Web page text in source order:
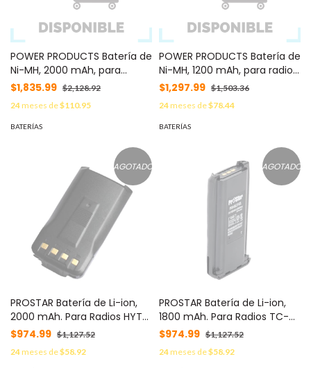
POWER PRODUCTS Batería de
Ni-MH, 2000 mAh, para
radios HYT TC600 / TC600U
/ TC600V MOD: PPBL2001LI
$1,835.99 $2,128.92
24meses de$110.95
BATERÍAS
POWER PRODUCTS Batería de
Ni-MH, 1200 mAh, para radios
HYT TC600 / TC600U /
TC600V MOD: PPBL2009LI
$1,297.99 $1,503.36
24meses de$78.44
BATERÍAS
AGOTADO
PROSTAR Batería de Li-ion,
2000 mAh. Para Radios HYT
TC-610/ 610P. MOD:
$974.99 $1,127.52
24meses de$58.92
AGOTADO
PROSTAR Batería de Li-ion,
1800 mAh. Para Radios TC-
700. MOD: PSBL2102L
$974.99 $1,127.52
24meses de$58.92